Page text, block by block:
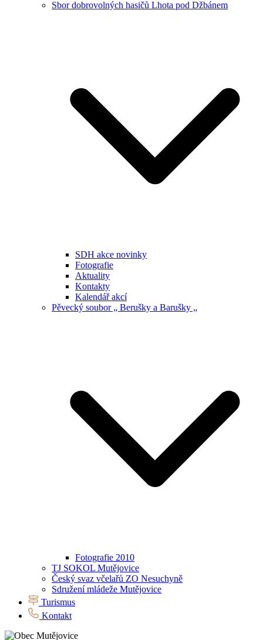
Sbor dobrovolných hasičů Lhota pod Džbánem
SDH akce novinky
Fotografie
Aktuality
Kontakty
Kalendář akcí
Pěvecký soubor „ Berušky a Barušky „
Fotografie 2010
TJ SOKOL Mutějovice
Český svaz včelařů ZO Nesuchyně
Sdružení mládeže Mutějovice
Turismus
Kontakt